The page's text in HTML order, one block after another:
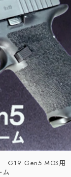
G19 Gen5 MOS用
ム